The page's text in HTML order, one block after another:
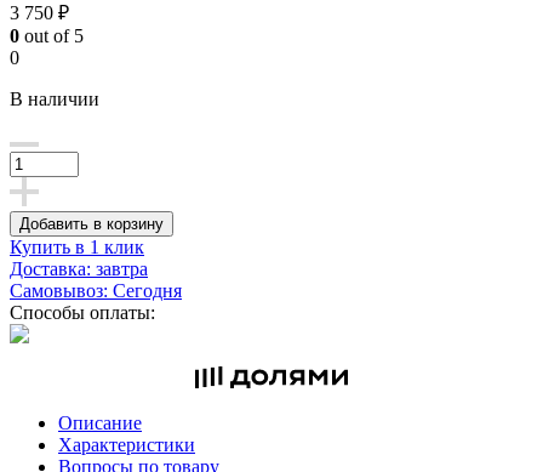
3 750 ₽
0 out of 5
0
В наличии
Добавить в корзину
Купить в 1 клик
Доставка: завтра
Самовывоз: Сегодня
Способы оплаты:
Описание
Характеристики
Вопросы по товару